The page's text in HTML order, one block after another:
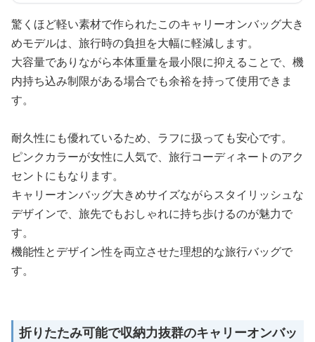
驚くほど軽い素材で作られたこのキャリーオンバッグ大き
めモデルは、旅行時の負担を大幅に軽減します。
大容量でありながら本体重量を最小限に抑えることで、機
内持ち込み制限がある場合でも余裕を持って使用できま
す。
耐久性にも優れているため、ラフに扱っても安心です。
ピンクカラーが女性に人気で、旅行コーディネートのアク
セントにもなります。
キャリーオンバッグ大きめサイズながらスタイリッシュな
デザインで、旅先でもおしゃれに持ち歩けるのが魅力で
す。
機能性とデザイン性を両立させた理想的な旅行バッグで
す。
折りたたみ可能で収納力抜群のキャリーオンバッ